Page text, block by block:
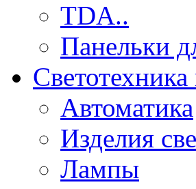
TDA..
Панельки
Автоматика
Изделия
Лампы